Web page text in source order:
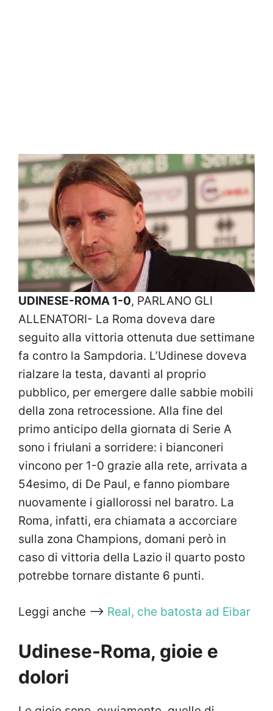
UDINESE-ROMA 1-0, PARLANO GLI
ALLENATORI- La Roma doveva dare
seguito alla vittoria ottenuta due settimane
fa contro la Sampdoria. L’Udinese doveva
rialzare la testa, davanti al proprio
pubblico, per emergere dalle sabbie mobili
della zona retrocessione. Alla fine del
primo anticipo della giornata di Serie A
sono i friulani a sorridere: i bianconeri
vincono per 1-0 grazie alla rete, arrivata a
54esimo, di De Paul, e fanno piombare
nuovamente i giallorossi nel baratro. La
Roma, infatti, era chiamata a accorciare
sulla zona Champions, domani però in
caso di vittoria della Lazio il quarto posto
potrebbe tornare distante 6 punti.
Leggi anche —> Real, che batosta ad Eibar
Udinese-Roma, gioie e
dolori